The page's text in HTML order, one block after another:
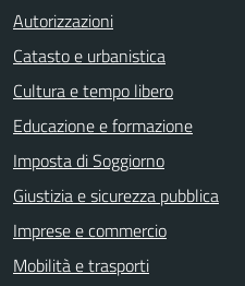
Autorizzazioni
Catasto e urbanistica
Cultura e tempo libero
Educazione e formazione
Imposta di Soggiorno
Giustizia e sicurezza pubblica
Imprese e commercio
Mobilità e trasporti